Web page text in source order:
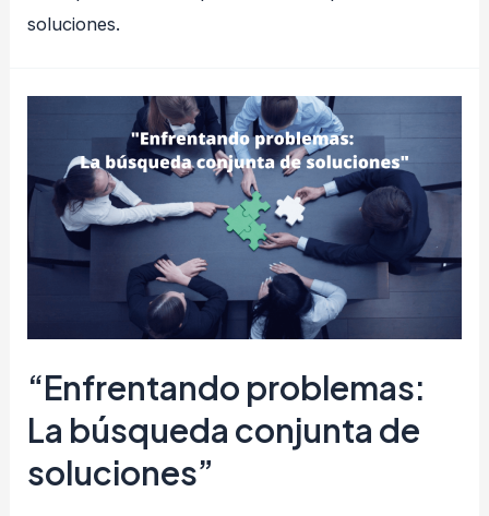
soluciones.
“Enfrentando problemas:
La búsqueda conjunta de
soluciones”